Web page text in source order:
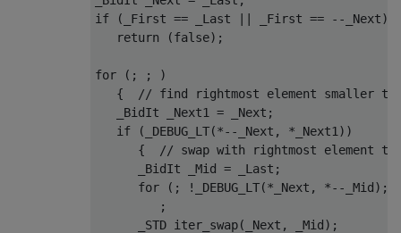
if (_First == _Last || _First == --_Next)
return (false);
for (; ; )
   {
// find rightmost element smaller
   _BidIt _Next1 = _Next;
if (_DEBUG_LT(*--_Next, *_Next1))
      {
// swap with rightmost element
      _BidIt _Mid = _Last;
for (; !_DEBUG_LT(*_Next, *--_Mid);
         ;
_STD iter_swap(_Next, _Mid) ;